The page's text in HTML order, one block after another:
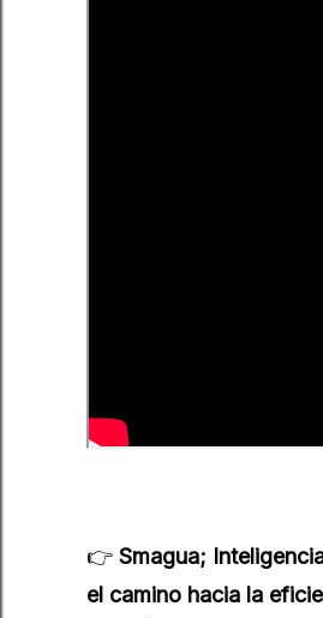
👉 Smagua;
el camino hacia la